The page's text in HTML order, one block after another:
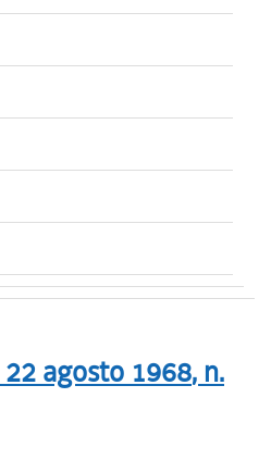
22 agosto 1968, n.